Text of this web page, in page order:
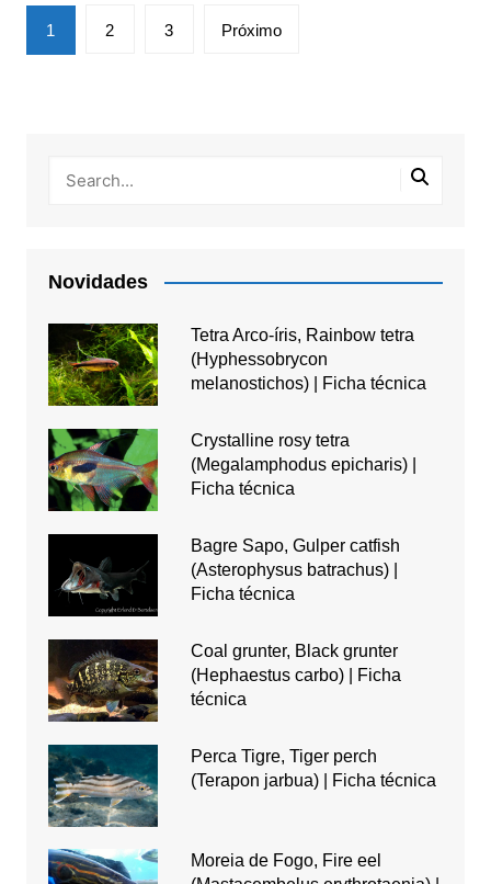
Paginação
de
1 2 3 Próximo
Novidades
Tetra Arco-íris, Rainbow tetra
(Hyphessobrycon
melanostichos) | Ficha técnica
Crystalline rosy tetra
(Megalamphodus epicharis) |
Ficha técnica
Bagre Sapo, Gulper catfish
(Asterophysus batrachus) |
Ficha técnica
Coal grunter, Black grunter
(Hephaestus carbo) | Ficha
técnica
Perca Tigre, Tiger perch
(Terapon jarbua) | Ficha técnica
Moreia de Fogo, Fire eel